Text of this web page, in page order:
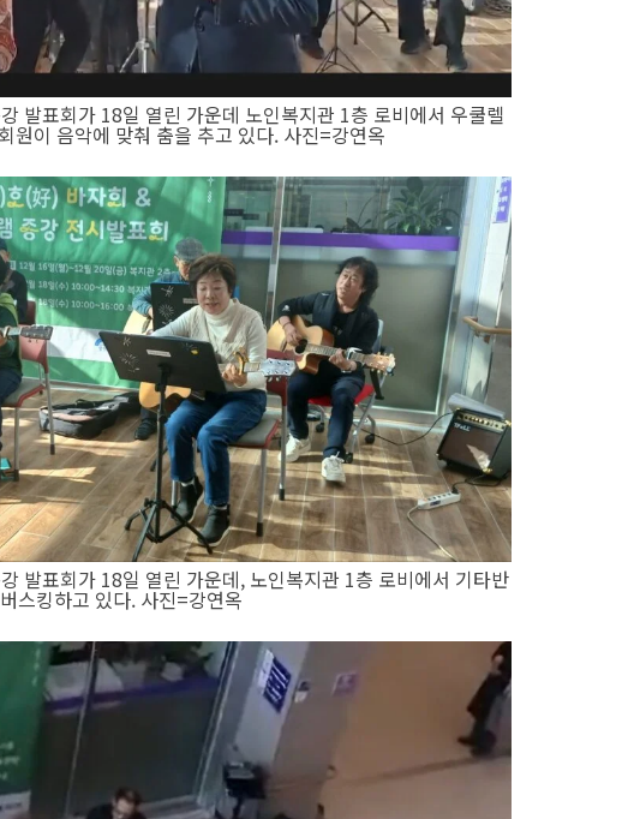
발표회가 18일 열린 가운데 노인복지관 1층 로비에서 우쿨렐
원이 음악에 맞춰 춤을 추고 있다. 사진=강연옥
발표회가 18일 열린 가운데, 노인복지관 1층 로비에서 기타반
스킹하고 있다. 사진=강연옥